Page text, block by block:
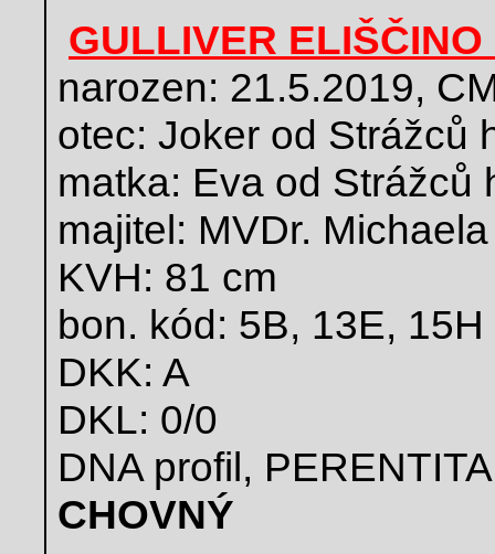
GULLIVER
narozen: 21.5.2019,
otec: Joker od Strážců
matka: Eva od Strážců
majitel: MVDr.
KVH: 81 cm
bon. kód: 5B, 13E, 15H
DKK: A
DKL: 0/0
DNA profil, PERENTITA
CHOVNÝ